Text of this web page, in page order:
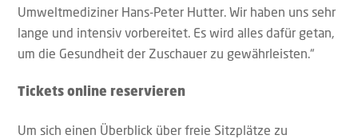
Umweltmediziner Hans-Peter Hutter. Wir haben uns sehr
lange und intensiv vorbereitet. Es wird alles dafür getan,
um die Gesundheit der Zuschauer zu gewährleisten.“
Tickets online reservieren
Um sich einen Überblick über freie Sitzplätze zu